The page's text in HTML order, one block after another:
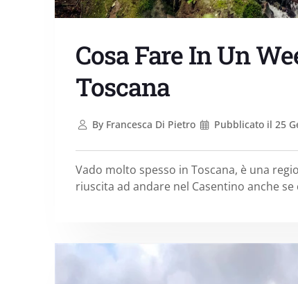
Cosa Fare In Un
Toscana
ByFrancesca Di Pietro Pubblicato il 25
Vado molto spesso in Toscana, è una
riuscita ad andare nel Casentino anche